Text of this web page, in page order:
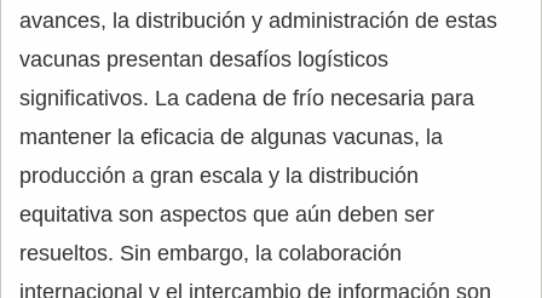
avances, la distribución y administración de estas
vacunas presentan desafíos logísticos
significativos. La cadena de frío necesaria para
mantener la eficacia de algunas vacunas, la
producción a gran escala y la distribución
equitativa son aspectos que aún deben ser
resueltos. Sin embargo, la colaboración
internacional y el intercambio de información son